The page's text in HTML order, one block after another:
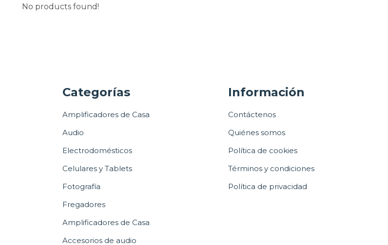
No products found!
Categorías
Amplificadores de Casa
Audio
Electrodomésticos
Celulares y Tablets
Fotografía
Fregadores
Amplificadores de Casa
Accesorios de audio
Información
Contáctenos
Quiénes somos
Política de cookies
Términos y condiciones
Política de privacidad